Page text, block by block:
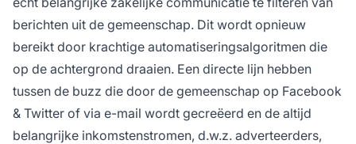
berichten uit de gemeenschap. Dit wordt opnieuw
bereikt door krachtige automatiseringsalgoritmen die
op de achtergrond draaien. Een directe lijn hebben
tussen de buzz die door de gemeenschap op Facebook
& Twitter of via e-mail wordt gecreëerd en de altijd
belangrijke inkomstenstromen, d.w.z. adverteerders,